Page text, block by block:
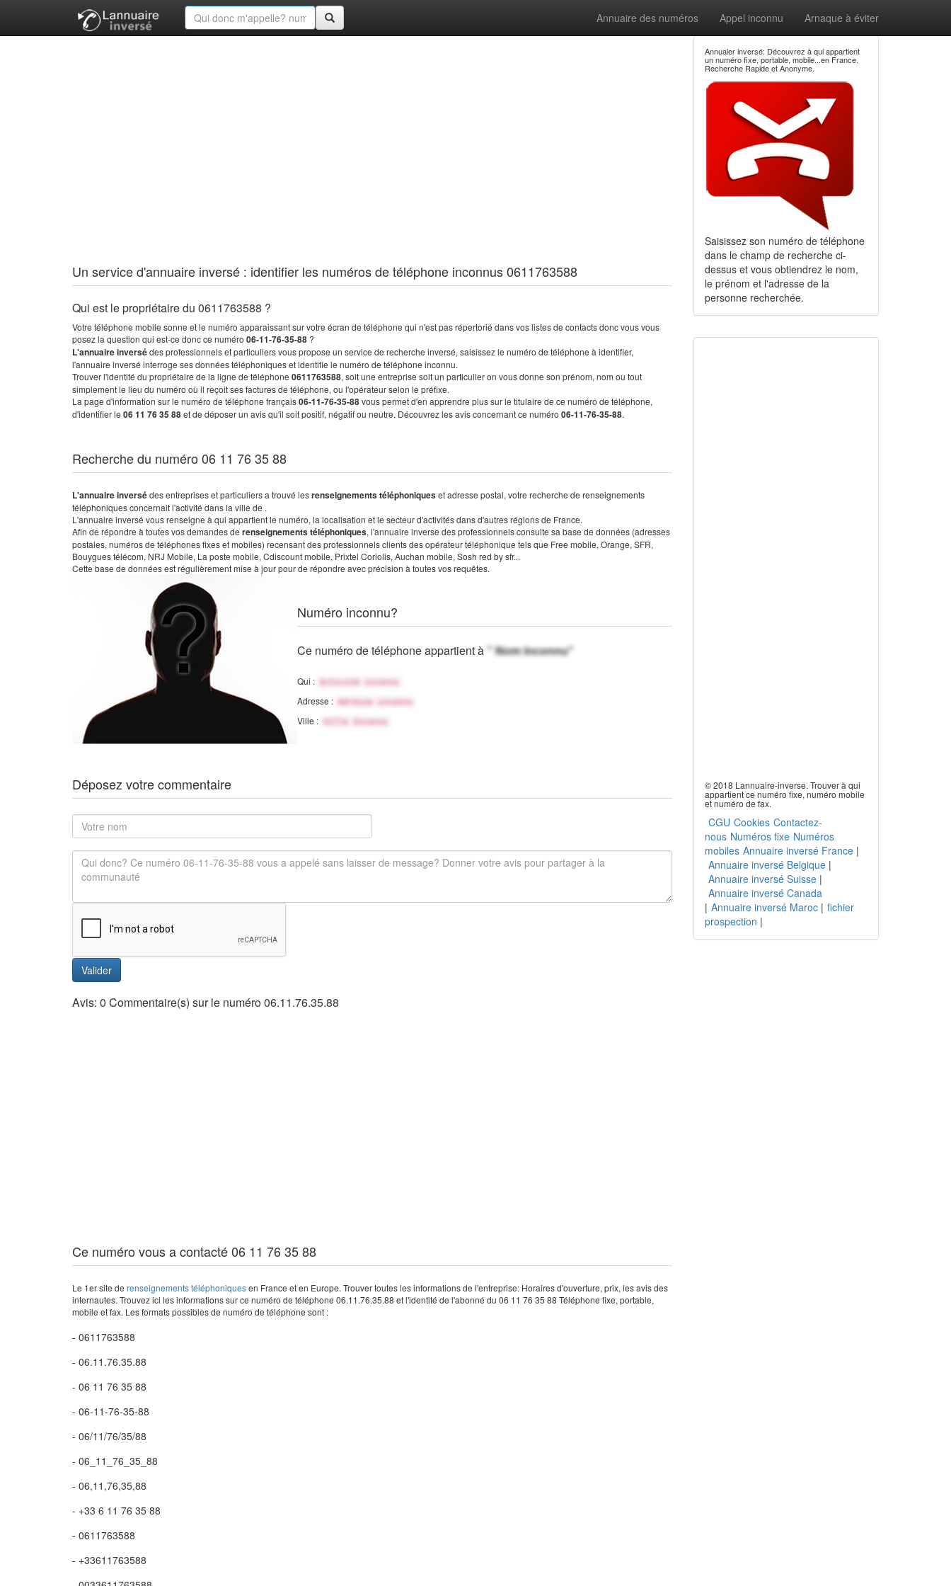
Annuaire des numéros Appel inconnu Arnaque à éviter
Un service d'annuaire inversé : identifier les numéros de téléphone inconnus 0611763588
Qui est le propriétaire du 0611763588 ?
Votre téléphone mobile sonne et le numéro apparaissant sur votre écran de téléphone qui n'est pas répertorié dans vos listes de contacts donc vous vous
posez la question qui est-ce donc ce numéro 06-11-76-35-88 ?
L'annuaire inversédes professionnels et particuliers vous propose un service de recherche inversé, saisissez le numéro de téléphone à identifier,
l'annuaire inversé interroge ses données téléphoniques et identifie le numéro de téléphone inconnu.
Trouver l'identité du propriétaire de la ligne de téléphone 0611763588, soit une entreprise soit un particulier on vous donne son prénom, nom ou tout
simplement le lieu du numéro où il reçoit ses factures de téléphone, ou l'opérateur selon le préfixe.
La page d'information sur le numéro de téléphone français06-11-76-35-88vous permet d'en apprendre plus sur le titulaire de ce numéro de téléphone,
d'identifier le 06 11 76 35 88et de déposer un avis qu'il soit positif, négatif ou neutre. Découvrez les avis concernant ce numéro 06-11-76-35-88.
Recherche du numéro 06 11 76 35 88
L'annuaire inversédes entreprises et particuliers a trouvé lesrenseignements téléphoniqueset adresse postal, votre recherche de renseignements
téléphoniques concernait l'activité dans la ville de .
L'annuaire inversé vous renseigne à qui appartient le numéro, la localisation et le secteur d'activités dans d'autres régions de France.
Afin de répondre à toutes vos demandes de renseignements téléphoniques, l'annuaire inverse des professionnels consulte sa base de données (adresses
postales, numéros de téléphones fixes et mobiles) recensant des professionnels clients des opérateur téléphonique tels que Free mobile, Orange, SFR,
Bouygues télécom, NRJ Mobile, La poste mobile, Cdiscount mobile, Prixtel Coriolis, Auchan mobile, Sosh red by sfr...
Cette base de données est régulièrement mise à jour pour de répondre avec précision à toutes vos requêtes.
Numéro inconnu?
Ce numéro de téléphone appartient à" Nom inconnu"
Qui : Activité inconnu
Adresse : Adresse inconnu
Ville : Ville Inconnu
Déposez votre commentaire
Valider
Avis: 0 Commentaire(s) sur le numéro 06.11.76.35.88
Ce numéro vous a contacté 06 11 76 35 88
Le 1er site de renseignements téléphoniquesen France et en Europe. Trouver toutes les informations de l'entreprise: Horaires d'ouverture, prix, les avis des
internautes. Trouvez ici les informations sur ce numéro de téléphone 06.11.76.35.88 et l'identité de l'abonné du 06 11 76 35 88 Téléphone fixe, portable,
mobile et fax. Les formats possibles de numéro de téléphone sont :
- 0611763588
- 06.11.76.35.88
- 06 11 76 35 88
- 06-11-76-35-88
- 06/11/76/35/88
- 06_11_76_35_88
- 06,11,76,35,88
- +33 6 11 76 35 88
- 0611763588
- +33611763588
Annuaier inversé: Découvrez à qui appartient
un numéro fixe, portable, mobile...en France.
Recherche Rapide et Anonyme.
Saisissez son numéro de téléphone
dans le champ de recherche ci-
dessus et vous obtiendrez le nom,
le prénom et l'adresse de la
personne recherchée.
© 2018 Lannuaire-inverse. Trouver à qui
appartient ce numéro fixe, numéro mobile
et numéro de fax.
CGU Cookies Contactez-
nous Numéros fixe Numéros
mobiles Annuaire inversé France|
Annuaire inversé Belgique|
Annuaire inversé Suisse|
Annuaire inversé Canada
| Annuaire inversé Maroc| fichier
prospection |